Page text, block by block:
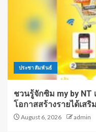
ประชาสัมพันธ์
ชวนรู้จักซิม my by NT
โอกาสสร้างรายได้เส
August 6, 2026 admin